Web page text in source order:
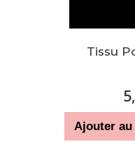
Tissu
Ajouter au